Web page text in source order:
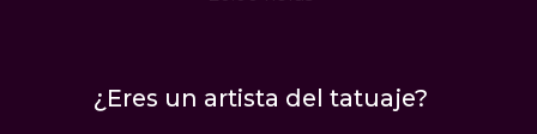
¿Eres un artista del tatuaje?